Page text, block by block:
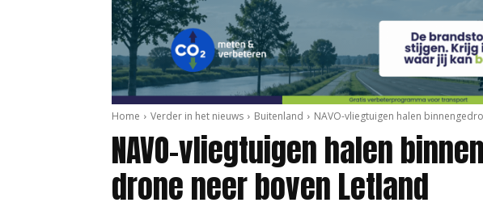
Home Verder in het nieuws Buitenland NAVO-vliegtuigen halen
NAVO-vliegtuigen halen
drone neer boven Letland